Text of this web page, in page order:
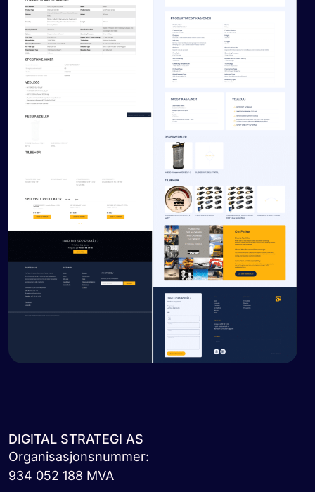
DIGITAL STRATEGI AS
Organisasjonsnummer:
934 052 188 MVA